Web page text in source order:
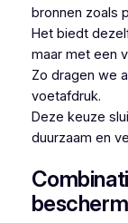
bronnen zoals
Het biedt
maar met een
Zo dragen we
voetafdruk.
Deze keuze
duurzaam en